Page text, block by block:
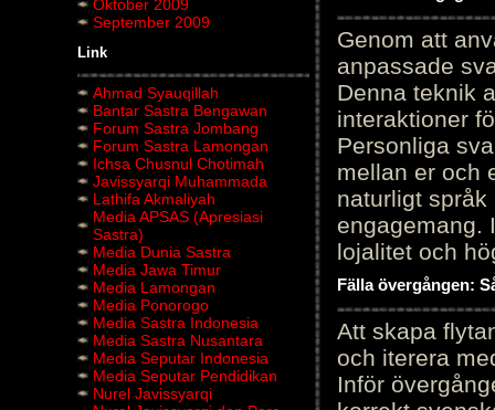
Oktober 2009
September 2009
Link
Ahmad Syauqillah
Bantar Sastra Bengawan
Forum Sastra Jombang
Forum Sastra Lamongan
Ichsa Chusnul Chotimah
Javissyarqi Muhammada
Lathifa Akmaliyah
Media APSAS (Apresiasi
Sastra)
Media Dunia Sastra
Media Jawa Timur
Media Lamongan
Media Ponorogo
Media Sastra Indonesia
Media Sastra Nusantara
Media Seputar Indonesia
Media Seputar Pendidikan
Nurel Javissyarqi
Genom att
anpassade
Denna teknik
interaktioner
Personliga
mellan er och
naturligt
engagemang.
lojalitet och
Fälla övergången:
Att skapa
och iterera
Inför